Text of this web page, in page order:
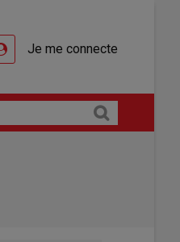
Je me connecte